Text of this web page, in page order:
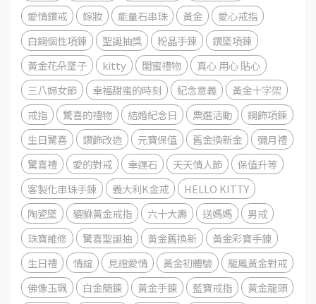
愛情鑽戒
嫁妝 能量石串珠 黃金
愛心戒指
白鋼個性項鍊
聖誕抽獎 粉晶手鍊
鑽墜項鍊
黃金花朵墜子
kitty 閨蜜禮物
真心 用心 貼心
三八婦女節
幸福甜蜜的時刻 紀念意義
黃金十字架
戒指
驚喜的禮物 結婚紀念日 票選活動
鋼飾項鍊
生日驚喜
鑽飾改造 元寶保值 舊金換新金
彌月禮
驚喜禮
愛的對戒 幸運石 天天情人節
保值升等
客製化串珠手鍊
義大利K金戒
HELLO KITTY
陶瓷墜
貔貅黃金戒指 六十大壽 送媽媽
男戒
珠寶維修
驚喜聖誕抽 黃金舊換新
黃金彩寶手錬
生日禮
情誼 見證愛情 黃金初體驗
龍鳳黃金對戒
佛像玉珮
白金簡錬 黃金手錬 藍寶戒指
黃金龍頭